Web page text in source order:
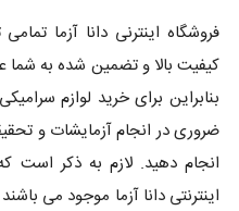
فروشگاه اینترنی دانا آزما
کیفیت بالا و تضمین شده به شما
بنابراین برای خرید لوازم
ضروری در انجام آزمایشات و
انجام دهید. لازم به ذکر است
اینترنتی دانا آزما موجود می